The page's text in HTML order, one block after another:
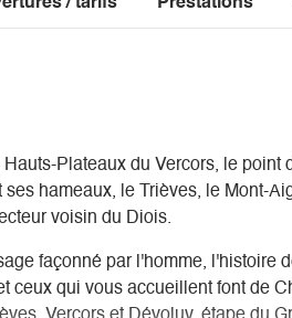
Plateaux du Vercors, le point
hameaux, le Trièves, le Mont-
voisin du Diois.
façonné par l'homme, l'histoire
ceux qui vous accueillent font de